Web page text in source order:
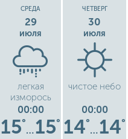
СРЕДА
29
июля
легкая
изморось
00:00
15°
…15°
ЧЕТВЕРГ
30
июля
чистое небо
00:00
14°
…14°